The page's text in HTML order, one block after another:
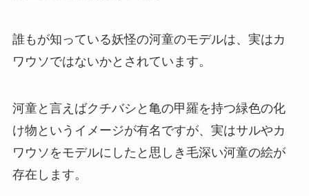
誰もが知っている妖怪の河童のモデルは、実はカ
ワウソではないかとされています。
河童と言えばクチバシと亀の甲羅を持つ緑色の化
け物というイメージが有名ですが、実はサルやカ
ワウソをモデルにしたと思しき毛深い河童の絵が
存在します。